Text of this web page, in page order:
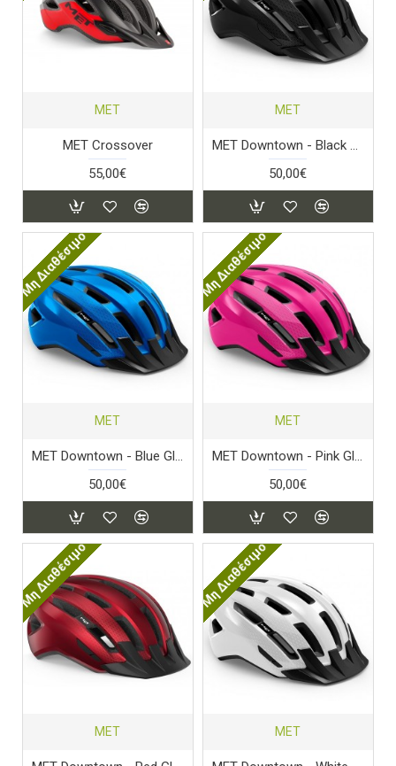
MET
MET Crossover
55,00€
MET
MET Downtown - Black Glossy
50,00€
Μη Διαθέσιμο
MET
MET Downtown - Blue Glossy
50,00€
Μη Διαθέσιμο
MET
MET Downtown - Pink Glossy
50,00€
Μη Διαθέσιμο
MET
Μη Διαθέσιμο
MET